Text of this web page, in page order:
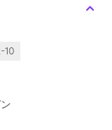
10